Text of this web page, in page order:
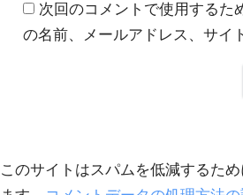
次回のコメントで使用するた
の名前、メールアドレス、サイ
このサイトはスパムを低減するた